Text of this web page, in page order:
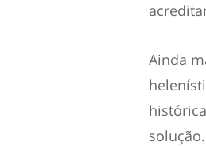
Ainda
solução.